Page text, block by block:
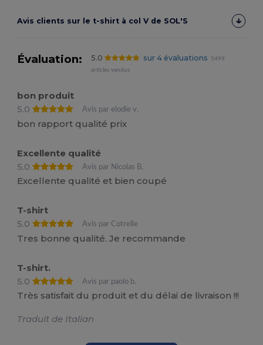
Avis clients sur le t-shirt à col V de SOL'S
Évaluation: 5.0 sur 4 évaluations
5499
articles vendus
bon produit
5.0
Avis par elodie v.
bon rapport qualité prix
Excellente qualité
5.0
Avis par Nicolas B.
Excellente qualité et bien coupé
T-shirt
5.0
Avis par Cotrelle
Tres bonne qualité. Je recommande
T-shirt.
5.0
Avis par paolo b.
Très satisfait du produit et du délai de livraison !!!
Traduit de Italian